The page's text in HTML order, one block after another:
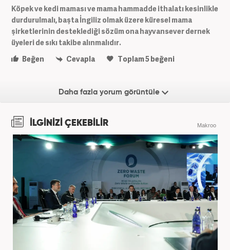
Köpek ve kedi maması ve mama hammadde ithalatı kesinlikle
durdurulmalı, başta İngiliz olmak üzere küresel mama
şirketlerinin desteklediği sözüm ona hayvansever dernek
üyeleri de sıkı takibe alınmalıdır.
Beğen
Cevapla Toplam5beğeni
Daha fazla yorum görüntüle
İLGİNİZİ ÇEKEBİLİR Makroo